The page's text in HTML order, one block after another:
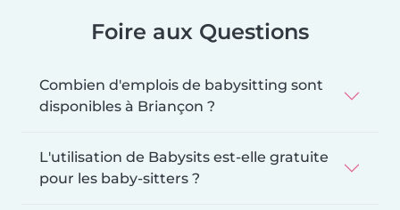
Foire aux Questions
Combien d'emplois de babysitting sont
disponibles à Briançon ?
L'utilisation de Babysits est-elle gratuite
pour les baby-sitters ?